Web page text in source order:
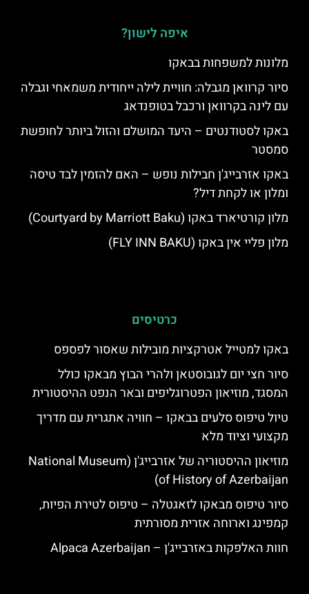
איפה לישון?
מלונות למשפחות בבאקו
סיור קרוואן מגבלה: חוויית לילה ייחודית משמאחי וגבלה
עם לינה בקרוואן ורכבל בטופנדאג
באקו לסטודנטים – היעד המושלם והזול ביותר לחופשת
סמסטר
באקו אזרבייג'ן חבילות נופש – האם להזמין לבד טיסה
ומלון או לקחת דיל?
מלון קורטיארד באקו (Courtyard by Marriott Baku)
מלון פליי אין באקו (FLY INN BAKU)
כרטיסים
באקו למטייל אטרקציות מובילות שאסור לפספס
סיור חצי יום לגובוסטאן ולהרי הבוץ מבאקו כולל
המסגד, מוזיאון הפטרוגליפים ובאר הנפט ההיסטורית
טיול טיפוס סלעים בבאקו – חוויה אתגרית עם מדריך
מקצועי וציוד מלא
מוזיאון ההיסטוריה של אזרבייג'ן (National Museum
of History of Azerbaijan)
סיור טיפוס מבאקו לזאגטלה – טיפוס לטירת הפיות,
קמפינג וארוחה אזרית מסורתית
חוות האלפקות באזרבייג'ן – Alpaca Azerbaijan